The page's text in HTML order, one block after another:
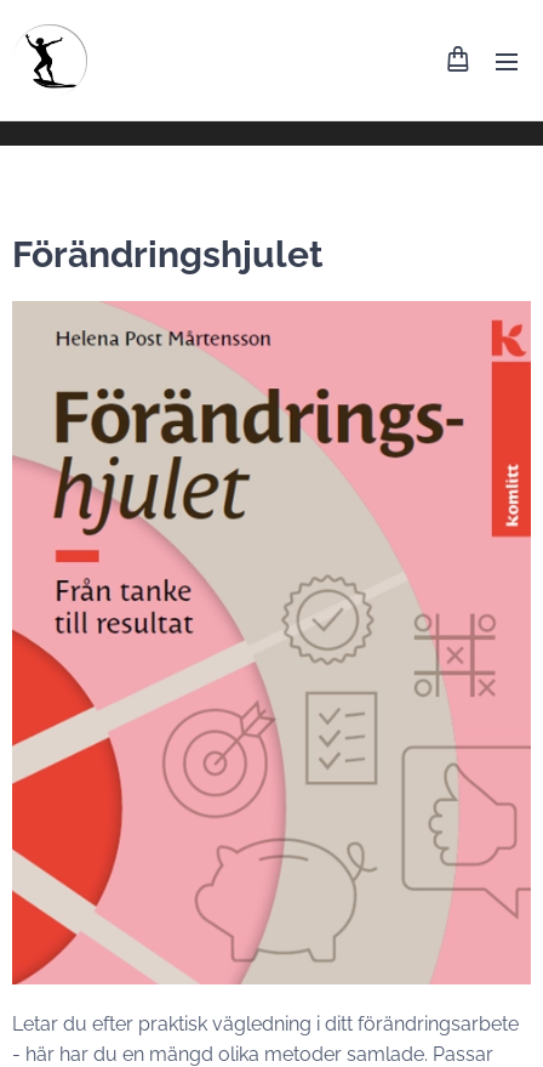
Förändringshjulet
Letar du efter praktisk vägledning i ditt förändringsarbete
- här har du en mängd olika metoder samlade. Passar